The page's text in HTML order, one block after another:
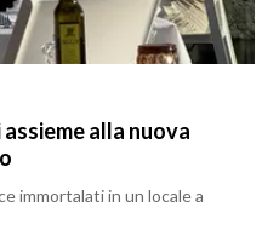
alla nuova
immortalati in un locale a